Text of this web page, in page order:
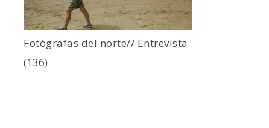
Fotógrafas del norte// Entrevista
(136)